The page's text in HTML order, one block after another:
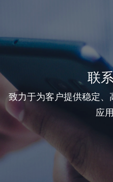
联
致力于为客户提供稳定
应